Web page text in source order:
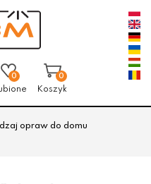
0 0
Koszyk
opraw do domu